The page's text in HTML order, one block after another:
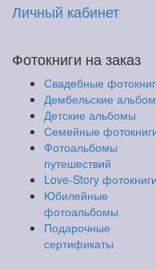
Личный кабинет
Фотокниги на заказ
Свадебные
Дембельские
Детские альбомы
Семейные
Фотоальбомы
путешествий
Love-Story фотокниги
Юбилейные
фотоальбомы
Подарочные
сертификаты